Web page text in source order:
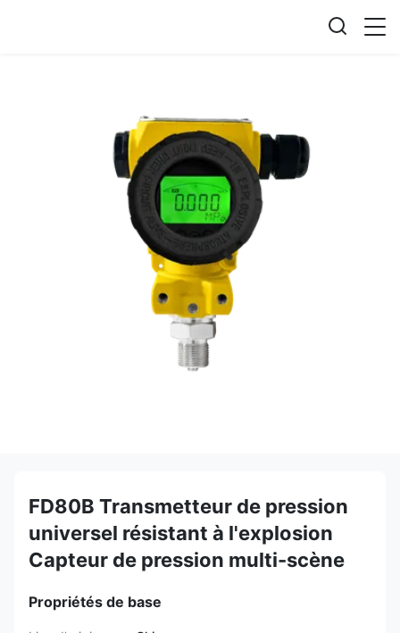
FD80B Transmetteur de pression
universel résistant à l'explosion
Capteur de pression multi-scène
Propriétés de base